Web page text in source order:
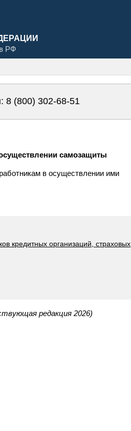
РФ
8 (800) 302-68-51
самозащиты
в осуществлении ими
кредитных организаций, страховых
редакция 2026)